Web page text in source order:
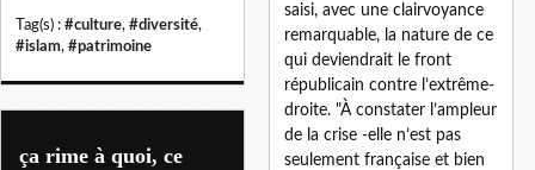
Tag(s) : #culture, #diversité,
#islam, #patrimoine
saisi, avec une clairvoyance
remarquable, la nature de ce
qui deviendrait le front
républicain contre l’extrême-
droite. "À constater l’ampleur
de la crise -elle n’est pas
seulement française et bien
ça rime à quoi, ce